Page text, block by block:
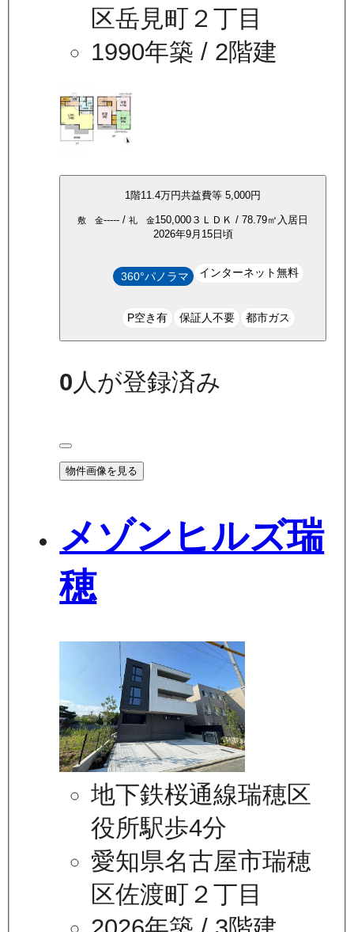
区岳見町２丁目
1990年築 / 2階建
1階11.4万円共益費等 5,000円
敷 金----- / 礼 金150,000 ３ＬＤＫ / 78.79㎡ 入居日
2026年9月15日頃
360°パノラマ インターネット無料
P空き有 保証人不要 都市ガス
0 人が登録済み
物件画像を見る
メゾンヒルズ瑞
穂
地下鉄桜通線瑞穂区
役所駅歩4分
愛知県名古屋市瑞穂
区佐渡町２丁目